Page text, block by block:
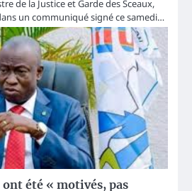
de la Justice et Garde des Sceaux,
un communiqué signé ce samedi…
ont été « motivés, pas